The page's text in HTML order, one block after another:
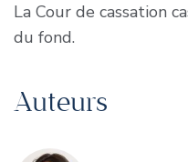
La Cour de cassation
du fond.
Auteurs